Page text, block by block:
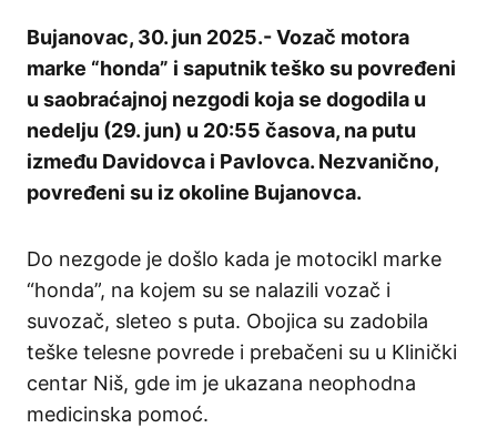
Bujanovac, 30. jun 2025.- Vozač motora
marke “honda” i saputnik teško su povređeni
u saobraćajnoj nezgodi koja se dogodila u
nedelju (29. jun) u 20:55 časova, na putu
između Davidovca i Pavlovca. Nezvanično,
povređeni su iz okoline Bujanovca.
Do nezgode je došlo kada je motocikl marke
“honda”, na kojem su se nalazili vozač i
suvozač, sleteo s puta. Obojica su zadobila
teške telesne povrede i prebačeni su u Klinički
centar Niš, gde im je ukazana neophodna
medicinska pomoć.